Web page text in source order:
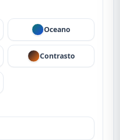
Oceano
Contrasto